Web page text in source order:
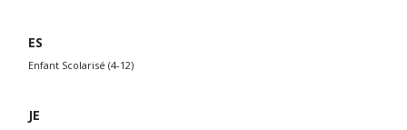
ES
Enfant Scolarisé (4-12)
JE